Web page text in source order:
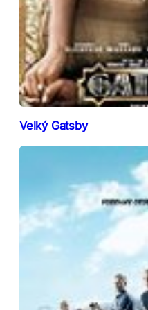
Velký Gatsby